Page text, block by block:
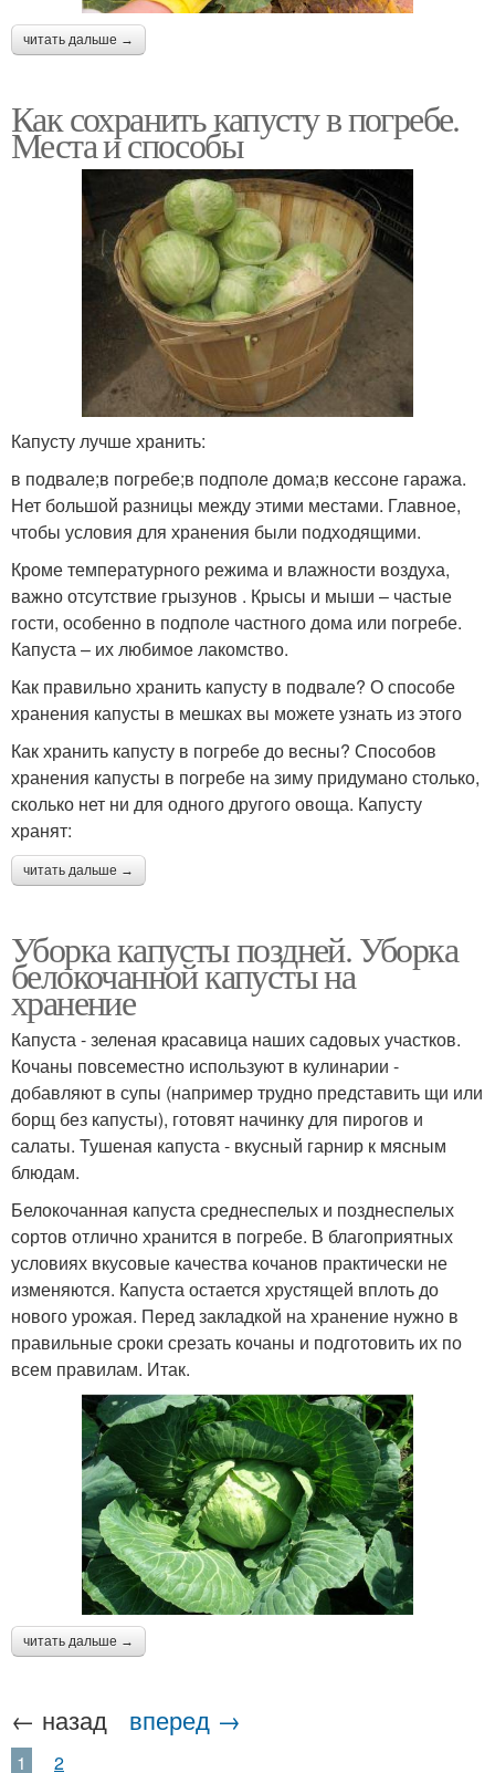
читать дальше →
Как сохранить капусту в погребе.
Места и способы
Капусту лучше хранить:
в подвале;в погребе;в подполе дома;в кессоне гаража.
Нет большой разницы между этими местами. Главное,
чтобы условия для хранения были подходящими.
Кроме температурного режима и влажности воздуха,
важно отсутствие грызунов . Крысы и мыши – частые
гости, особенно в подполе частного дома или погребе.
Капуста – их любимое лакомство.
Как правильно хранить капусту в подвале? О способе
хранения капусты в мешках вы можете узнать из этого
Как хранить капусту в погребе до весны? Способов
хранения капусты в погребе на зиму придумано столько,
сколько нет ни для одного другого овоща. Капусту
хранят:
читать дальше →
Уборка капусты поздней. Уборка
белокочанной капусты на
хранение
Капуста - зеленая красавица наших садовых участков.
Кочаны повсеместно используют в кулинарии -
добавляют в супы (например трудно представить щи или
борщ без капусты), готовят начинку для пирогов и
салаты. Тушеная капуста - вкусный гарнир к мясным
блюдам.
Белокочанная капуста среднеспелых и позднеспелых
сортов отлично хранится в погребе. В благоприятных
условиях вкусовые качества кочанов практически не
изменяются. Капуста остается хрустящей вплоть до
нового урожая. Перед закладкой на хранение нужно в
правильные сроки срезать кочаны и подготовить их по
всем правилам. Итак.
читать дальше →
← назад вперед →
1 2